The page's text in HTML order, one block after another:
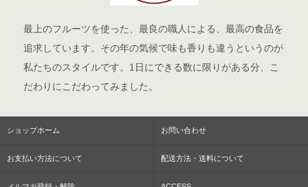
最上のフルーツを使った、最良の職人による、最高の食品を
追求しています。その年の気候で味も香りも違うというのが
私たちのスタイルです。1日にできる数に限りがある分、こ
だわりにこだわってみました。
ショップホーム お問い合わせ
お支払い方法について 配送方法・送料について